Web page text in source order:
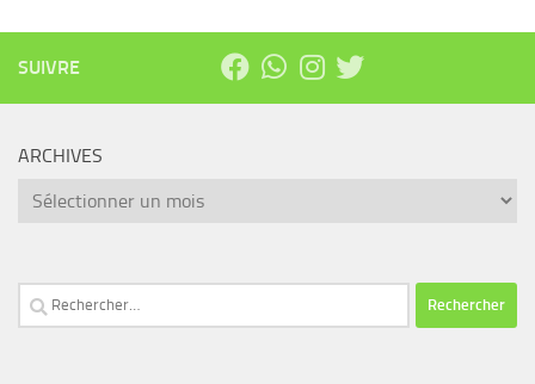
SUIVRE
ARCHIVES
Archives
Rechercher :